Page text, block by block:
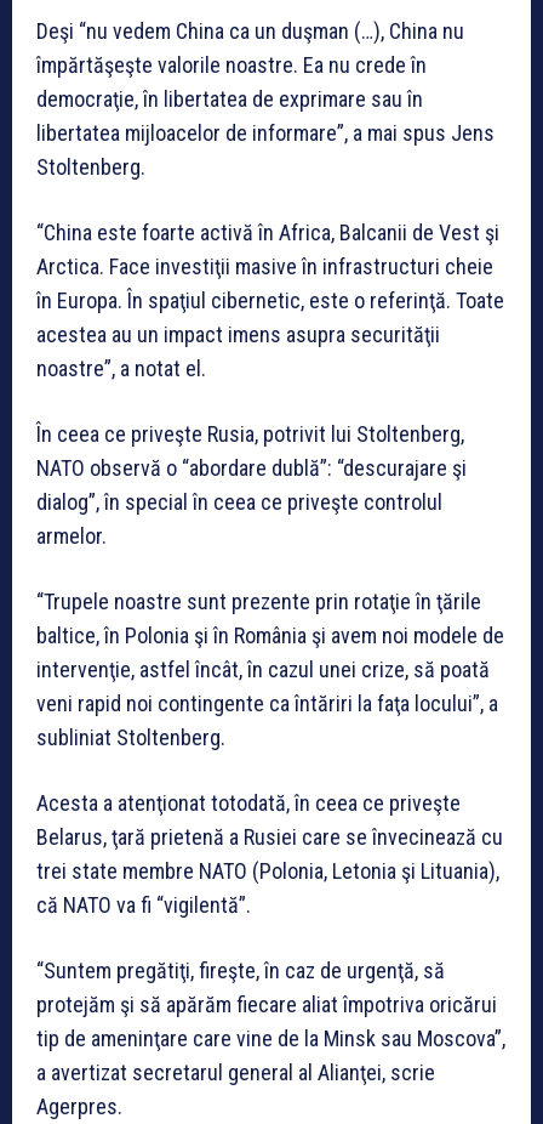
Deşi “nu vedem China ca un duşman (…), China nu
împărtăşeşte valorile noastre. Ea nu crede în
democraţie, în libertatea de exprimare sau în
libertatea mijloacelor de informare”, a mai spus Jens
Stoltenberg.
“China este foarte activă în Africa, Balcanii de Vest şi
Arctica. Face investiţii masive în infrastructuri cheie
în Europa. În spaţiul cibernetic, este o referinţă. Toate
acestea au un impact imens asupra securităţii
noastre”, a notat el.
În ceea ce priveşte Rusia, potrivit lui Stoltenberg,
NATO observă o “abordare dublă”: “descurajare şi
dialog”, în special în ceea ce priveşte controlul
armelor.
“Trupele noastre sunt prezente prin rotaţie în ţările
baltice, în Polonia şi în România şi avem noi modele de
intervenţie, astfel încât, în cazul unei crize, să poată
veni rapid noi contingente ca întăriri la faţa locului”, a
subliniat Stoltenberg.
Acesta a atenţionat totodată, în ceea ce priveşte
Belarus, ţară prietenă a Rusiei care se învecinează cu
trei state membre NATO (Polonia, Letonia şi Lituania),
că NATO va fi “vigilentă”.
“Suntem pregătiţi, fireşte, în caz de urgenţă, să
protejăm şi să apărăm fiecare aliat împotriva oricărui
tip de ameninţare care vine de la Minsk sau Moscova”,
a avertizat secretarul general al Alianţei, scrie
Agerpres.